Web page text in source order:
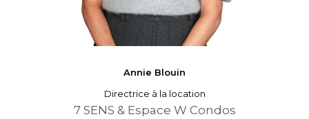
Annie Blouin
Directrice à la location
7 SENS & Espace W Condos